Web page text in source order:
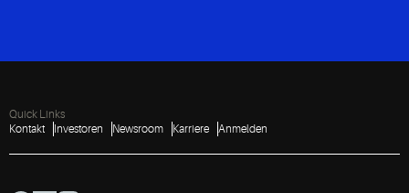
Quick Links
Kontakt
Investoren Newsroom Karriere Anmelden